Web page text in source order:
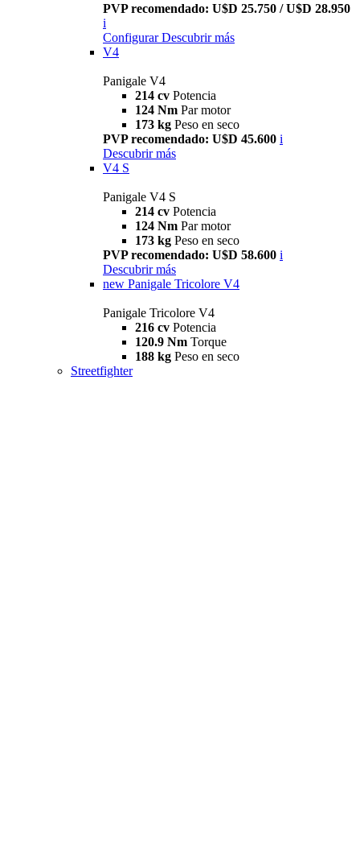
PVP recomendado: U$D 25.750 / U$D 28.950
i
Configurar Descubrir más
V4
Panigale V4
214 cv Potencia
124 Nm Par motor
173 kg Peso en seco
PVP recomendado: U$D 45.600 i
Descubrir más
V4 S
Panigale V4 S
214 cv Potencia
124 Nm Par motor
173 kg Peso en seco
PVP recomendado: U$D 58.600 i
Descubrir más
new Panigale Tricolore V4
Panigale Tricolore V4
216 cv Potencia
120.9 Nm Torque
188 kg Peso en seco
Streetfighter